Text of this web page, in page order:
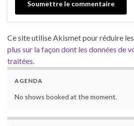
Ce site utilise Akismet pour réduire
plus sur la façon dont les données de
traitées.
AGENDA
No shows booked at the moment.